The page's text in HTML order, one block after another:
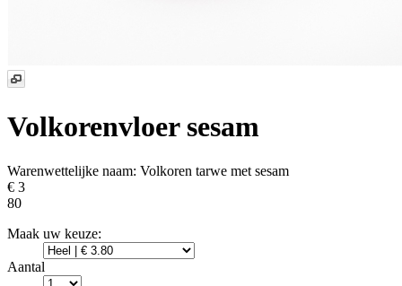
Volkorenvloer sesam
Warenwettelijke naam: Volkoren tarwe met sesam
€ 3
80
Maak uw keuze:
Aantal